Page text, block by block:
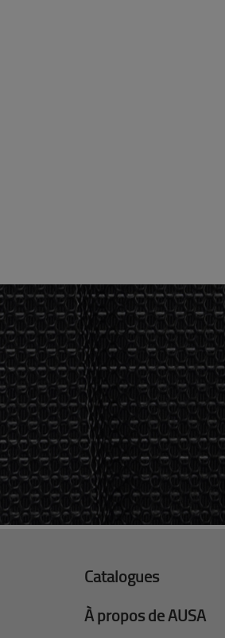
Catalogues
À propos de AUSA